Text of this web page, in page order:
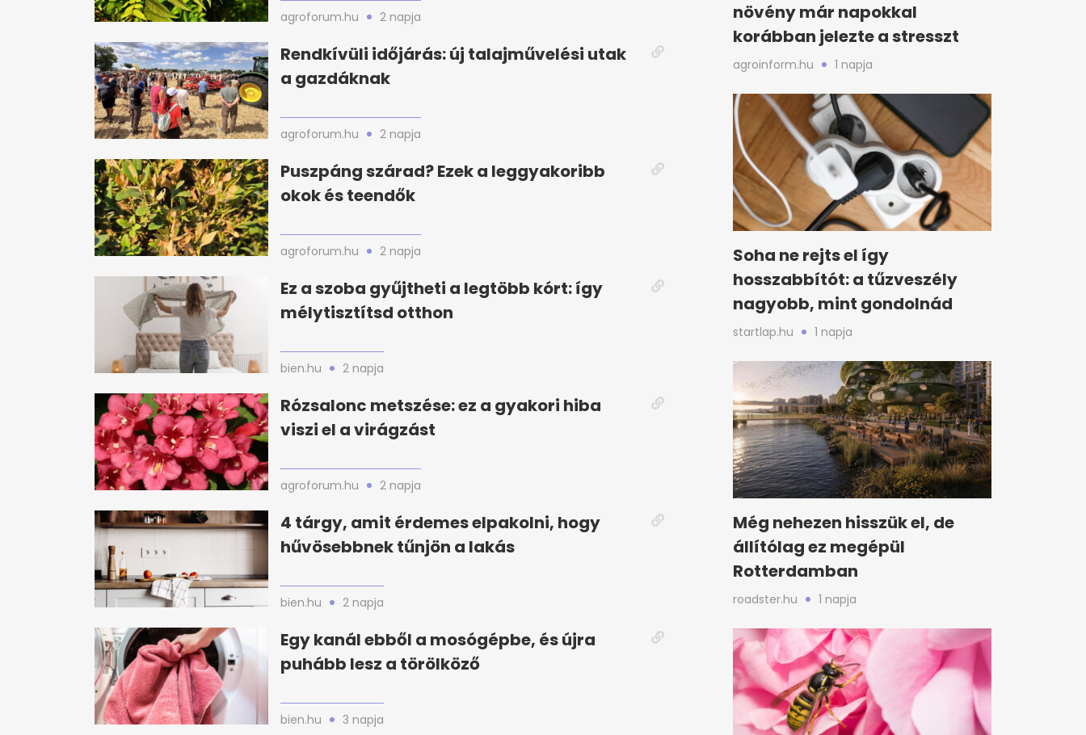
agroforum.hu 2 napja
Rendkívüli időjárás: új talajművelési utak
a gazdáknak
agroforum.hu 2 napja
Puszpáng szárad? Ezek a leggyakoribb
okok és teendők
agroforum.hu 2 napja
Ez a szoba gyűjtheti a legtöbb kórt: így
mélytisztítsd otthon
bien.hu 2 napja
Rózsalonc metszése: ez a gyakori hiba
viszi el a virágzást
agroforum.hu 2 napja
4 tárgy, amit érdemes elpakolni, hogy
hűvösebbnek tűnjön a lakás
bien.hu 2 napja
Egy kanál ebből a mosógépbe, és újra
puhább lesz a törölköző
bien.hu 3 napja
növény már napokkal
korábban jelezte a stresszt
agroinform.hu 1 napja
Soha ne rejts el így
hosszabbítót: a tűzveszély
nagyobb, mint gondolnád
startlap.hu 1 napja
Még nehezen hisszük el, de
állítólag ez megépül
Rotterdamban
roadster.hu 1 napja